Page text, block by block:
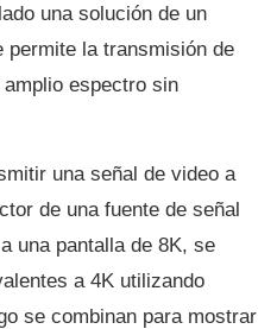
una solución de un
permite la transmisión de
espectro sin
una señal de video a
de una fuente de señal
una pantalla de 8K, se
a 4K utilizando
se combinan para mostrar